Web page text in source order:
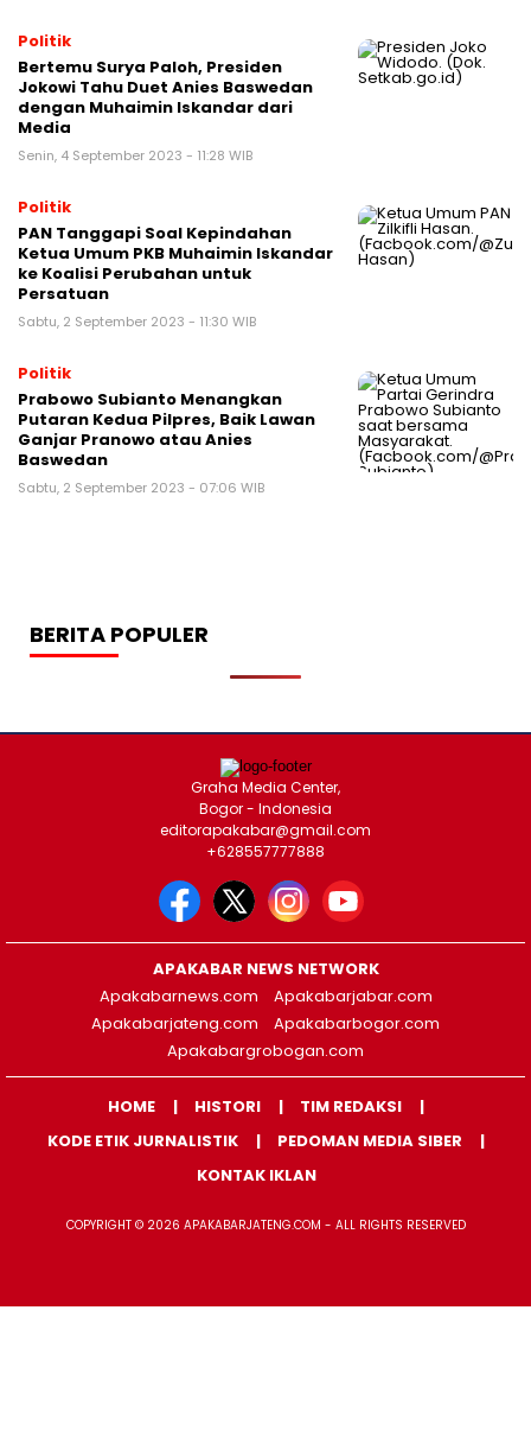
Politik
Bertemu Surya Paloh, Presiden
Jokowi Tahu Duet Anies Baswedan
dengan Muhaimin Iskandar dari
Media
Senin, 4 September 2023 - 11:28 WIB
Politik
PAN Tanggapi Soal Kepindahan
Ketua Umum PKB Muhaimin Iskandar
ke Koalisi Perubahan untuk
Persatuan
Sabtu, 2 September 2023 - 11:30 WIB
Politik
Prabowo Subianto Menangkan
Putaran Kedua Pilpres, Baik Lawan
Ganjar Pranowo atau Anies
Baswedan
Sabtu, 2 September 2023 - 07:06 WIB
BERITA POPULER
Graha Media Center,
Bogor - Indonesia
editorapakabar@gmail.com
+628557777888
APAKABAR NEWS NETWORK
Apakabarnews.com
Apakabarjabar.com
Apakabarjateng.com
Apakabarbogor.com
Apakabargrobogan.com
HOME HISTORI
TIM REDAKSI
KODE ETIK JURNALISTIK
PEDOMAN MEDIA SIBER
KONTAK IKLAN
COPYRIGHT © 2026 APAKABARJATENG.COM - ALL RIGHTS RESERVED